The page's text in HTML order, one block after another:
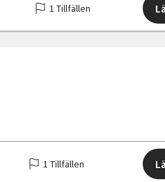
1 Tillfällen
1 Tillfällen